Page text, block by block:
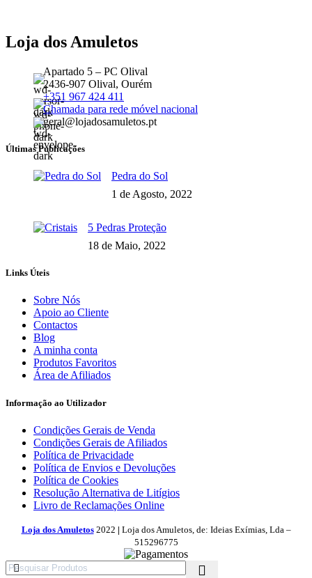
Loja dos Amuletos
Apartado 5 – PC Olival
2436-907 Olival, Ourém
+351 967 424 411
Chamada para rede móvel nacional
geral@lojadosamuletos.pt
Últimas Publicações
Pedra do Sol
1 de Agosto, 2022
5 Pedras Proteção
18 de Maio, 2022
Links Úteis
Sobre Nós
Apoio ao Cliente
Contactos
Blog
A minha conta
Produtos Favoritos
Área de Afiliados
Informação ao Utilizador
Condições Gerais de Venda
Condições Gerais de Afiliados
Política de Privacidade
Política de Envios e Devoluções
Política de Cookies
Resolução Alternativa de Litígios
Livro de Reclamações Online
Loja dos Amuletos 2022 | Loja dos Amuletos, de: Ideias Exímias, Lda –
515296775